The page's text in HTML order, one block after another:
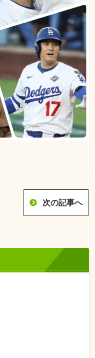
次の記事へ